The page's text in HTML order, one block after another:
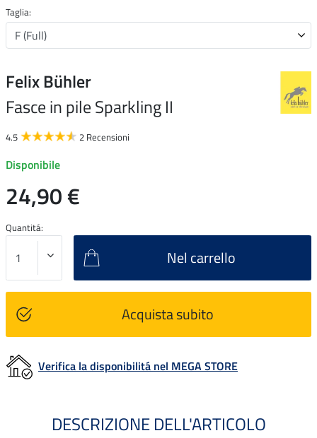
Taglia:
Felix Bühler
Fasce in pile Sparkling II
4.5 2 Recensioni
Disponibile
24,90 €
Quantitá:
Nel carrello
Acquista subito
Verifica la disponibilitá nel MEGA STORE
DESCRIZIONE DELL'ARTICOLO